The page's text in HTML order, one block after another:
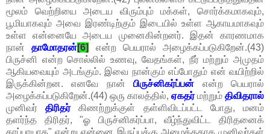
மூலம் வெற்றியை அடைய விரும்பும் மக்கள், சொர்க்கமாகவும்,
பூமியாகவும் அவை இரண்டிற்கும் இடையில் உள்ள ஆகாயமாகவும்
உள்ள என்னையே அடைய முனைகின்றனர். இதன் காரணமாக
நான்தாமோதரன்[6]
என்ற பெயரால் அழைக்கப்படுகிறேன்.(43)
பிருச்னி என்ற சொல்லில் உணவு, வேதங்கள், நீர் மற்றும் அமுதம்
ஆகியவையும் அடங்கும். இவை நான்கும் எப்போதும் என் வயிற்றில்
இருக்கின்றன. எனவே நான்பிருச்னிகர்ப்பன் என்ற பெயரால்
அழைக்கப்படுகிறேன்.(44) ஒரு காலத்தில், ஏகதர்மற்றும் திவிதரால்
முனிவர்திரிதர்கிணற்றுக்குள் தள்ளிவிடப்பட்ட போது, மனம்
தளர்ந்த திரிதர், "ஓ பிருச்னிகர்ப்பா, வீழ்ந்துவிட்ட திரிதனைக்
காப்பாயாக" என்று என்னை இருப்புக்கு அழைத்ததாக முனிவர்கள்